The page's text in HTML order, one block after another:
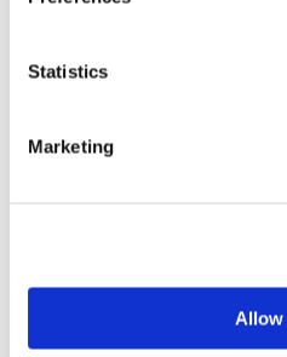
Statistics
Marketing
Allow
Diritto del Lavoro, Michela